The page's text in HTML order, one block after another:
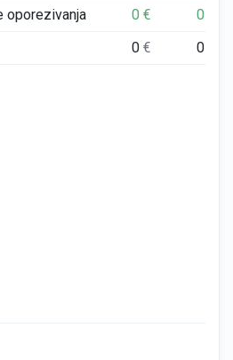
oporezivanja
0€ 0
0€ 0